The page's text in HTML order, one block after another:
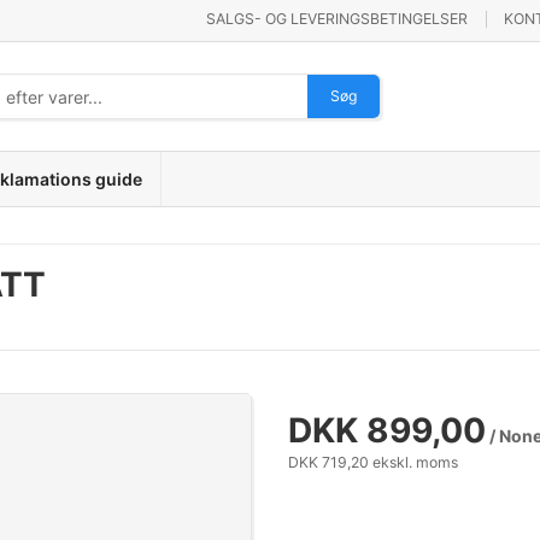
SALGS- OG LEVERINGSBETINGELSER
Søg
guide
DKK 899,00 /
DKK 719,20 ekskl. moms